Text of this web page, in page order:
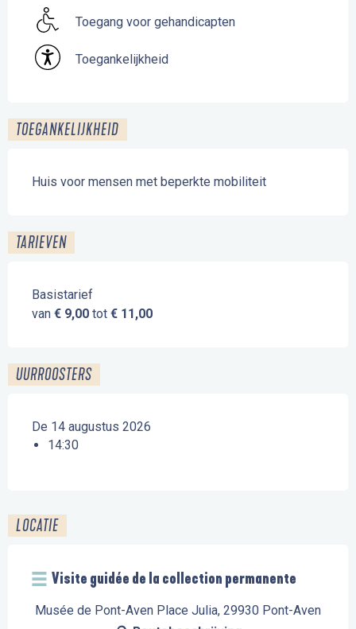
Toegang voor gehandicapten
Toegankelijkheid
TOEGANKELIJKHEID
Huis voor mensen met beperkte mobiliteit
TARIEVEN
Basistarief
van € 9,00 tot € 11,00
UURROOSTERS
De 14 augustus 2026
14:30
LOCATIE
Visite guidée de la collection permanente
Musée de Pont-Aven Place Julia, 29930 Pont-Aven